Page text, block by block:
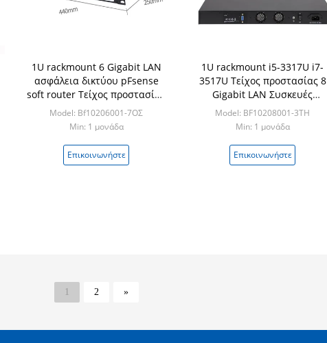
1U rackmount 6 Gigabit LAN
ασφάλεια δικτύου pFsense
soft router Τείχος προστασίας
PC 7ης γενιάς i3-7130U I5-
7360U i7-7560U
Model: Bf10206001-7ΟΣ
Min: 1 μονάδα
Επικοινωνήστε
1U rackmount i5-3317U i7-
3517U Τείχος προστασίας 8
Gigabit LAN Συσκευές
υπολογιστή ασφαλείας soft
router
Model: BF10208001-3TH
Min: 1 μονάδα
Επικοινωνήστε
1 2 »